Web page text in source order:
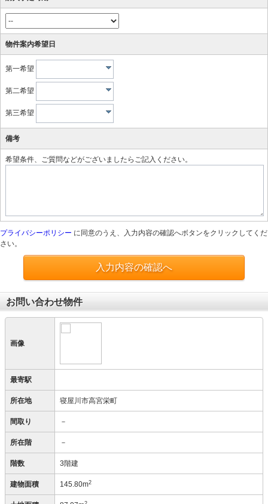
物件案内希望日
第一希望
第二希望
第三希望
備考
希望条件、ご質問などがございましたらご記入ください。
プライバシーポリシー に同意のうえ、入力内容の確認へボタンをクリックしてくだ
さい。
入力内容の確認へ
お問い合わせ物件
画像
最寄駅
所在地 寝屋川市高宮栄町
間取り －
所在階 －
階数 3階建
建物面積 145.80m2